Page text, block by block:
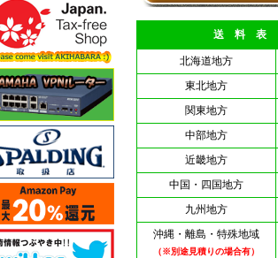
送 料 表
北海道地方
東北地方
関東地方
中部地方
近畿地方
中国・四国地方
九州地方
沖縄・離島・特殊地域
（※別途見積りの場合有）